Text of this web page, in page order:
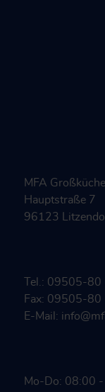
MFA
Hauptstraße 7
96123
Tel.: 09505-
Fax: 09505-80
E-Mail:
Mo-Do: 08:00